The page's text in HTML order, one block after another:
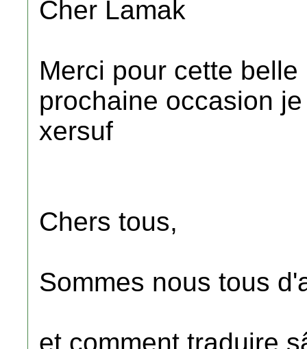
Cher Lamak
Merci pour cette
prochaine occasion
xersuf
Chers tous,
Sommes nous tous
et comment traduire